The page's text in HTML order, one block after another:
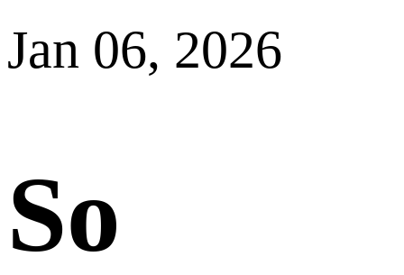
Jan 06, 2026
So